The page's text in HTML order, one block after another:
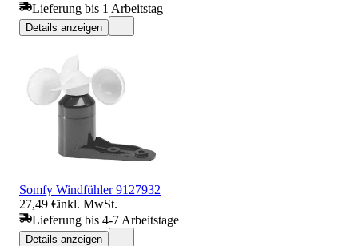
Lieferung bis 1 Arbeitstag
Details anzeigen
Somfy Windfühler 9127932
27,49 €inkl. MwSt.
Lieferung bis 4-7 Arbeitstage
Details anzeigen